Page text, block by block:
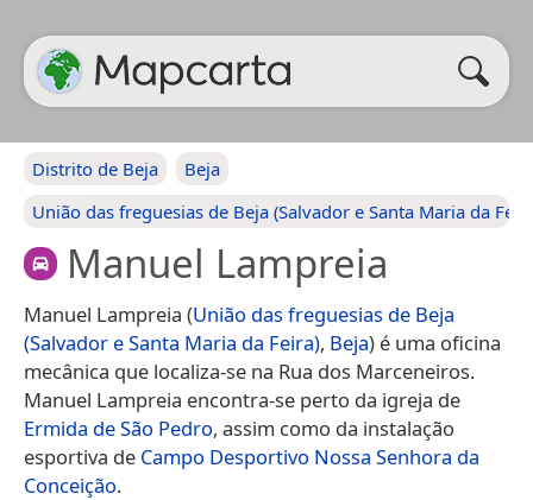
Distrito de Beja
Beja
União das freguesias de Beja (Salvador e Santa Maria da
Manuel Lampreia
Manuel Lampreia (União das freguesias de Beja
(Salvador e Santa Maria da Feira), Beja) é uma oficina
mecânica que localiza-se na Rua dos Marceneiros.
Manuel Lampreia encontra-se perto da igreja de
Ermida de São Pedro, assim como da instalação
esportiva de Campo Desportivo Nossa Senhora da
Conceição.